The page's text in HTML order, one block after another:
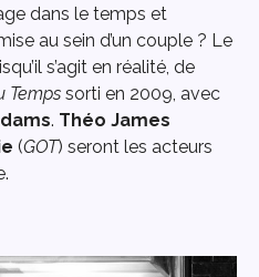
dans le temps et
au sein d’un couple ? Le
s’agit en réalité, de
Temps sorti en 2009, avec
. Théo James
(GOT) seront les acteurs